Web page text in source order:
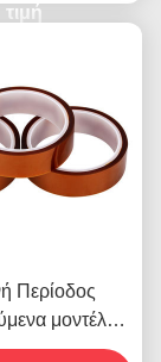
μοντέλα
τιμή
Περίοδος
μοντέλα
Αντοχή